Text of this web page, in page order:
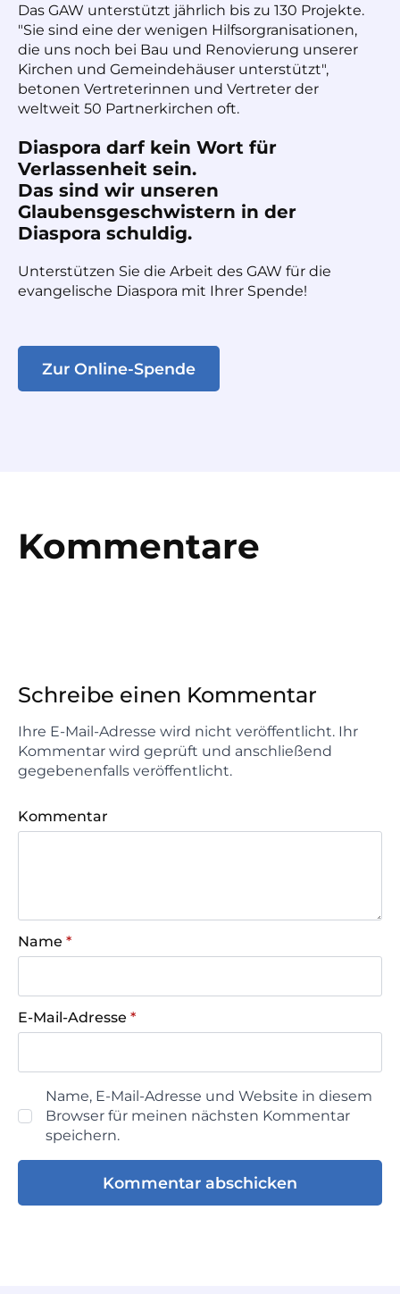
Das GAW unterstützt jährlich bis zu 130 Projekte.
"Sie sind eine der wenigen Hilfsorgranisationen,
die uns noch bei Bau und Renovierung unserer
Kirchen und Gemeindehäuser unterstützt",
betonen Vertreterinnen und Vertreter der
weltweit 50 Partnerkirchen oft.
Diaspora darf kein Wort für
Verlassenheit sein.
Das sind wir unseren
Glaubensgeschwistern in der
Diaspora schuldig.
Unterstützen Sie die Arbeit des GAW für die
evangelische Diaspora mit Ihrer Spende!
Zur Online-Spende
Kommentare
Schreibe einen Kommentar
Ihre E-Mail-Adresse wird nicht veröffentlicht. Ihr
Kommentar wird geprüft und anschließend
gegebenenfalls veröffentlicht.
Kommentar
Name *
E-Mail-Adresse *
Name, E-Mail-Adresse und Website in diesem
Browser für meinen nächsten Kommentar
speichern.